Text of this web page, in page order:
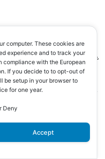
ます。
第2話から、という感じで
Twitter（@zacknet7
）でツ
、随時、追記していこう
しいことが分かり次第、
computer. These cookies are
experience and to track your
compliance with the European
If you decide to to opt-out of
be setup in your browser to
for one year.
Deny
Accept